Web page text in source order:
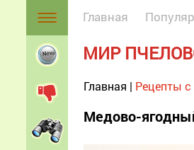
Главная
МИР
Главная | Рецепты
Медово-